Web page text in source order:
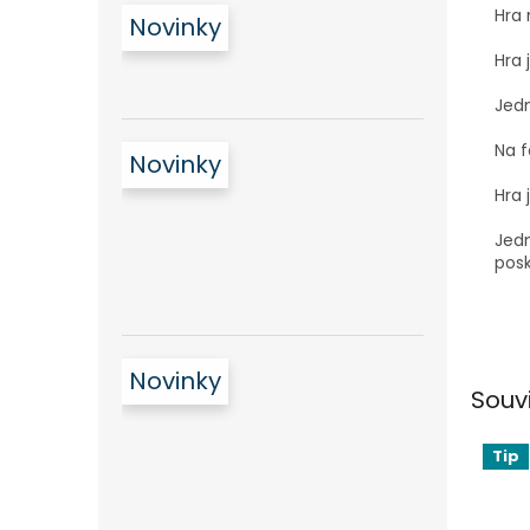
Novinky
Novinky
Novinky
Hra
Hra
Na
Hra
Tip